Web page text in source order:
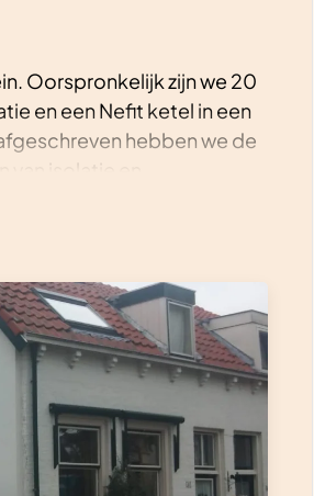
Oorspronkelijk zijn we 20
en een Nefit ketel in een
hebben we de
warmtepomp.